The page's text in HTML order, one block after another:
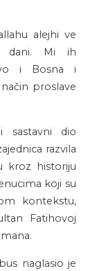
alejhi ve
dani. Mi ih
i Bosna i
proslave
sastavni dio
razvila
kroz historiju
koji su
kontekstu,
Fatihovoj
naglasio je